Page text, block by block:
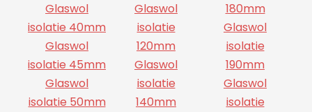
Glaswol
isolatie 40mm
Glaswol
isolatie 45mm
Glaswol
isolatie 50mm
Glaswol
isolatie
120mm
Glaswol
isolatie
140mm
180mm
Glaswol
isolatie
190mm
Glaswol
isolatie